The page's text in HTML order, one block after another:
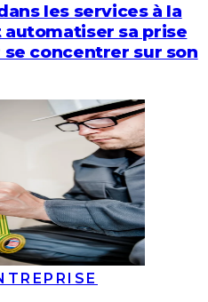
les services à la
sa prise
concentrer sur son